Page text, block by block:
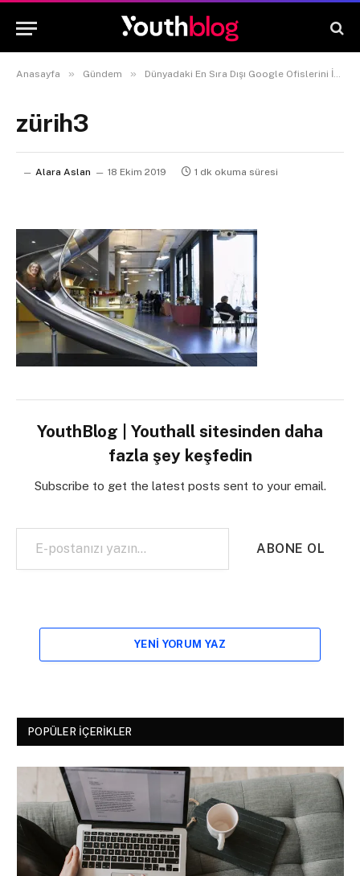
Anasayfa » Gündem » Dünyadaki En Sıra Dışı Google Ofislerini İnceleyelim!
zürih3
Alara Aslan 18 Ekim 2019 1 dk okuma süresi
YouthBlog | Youthall sitesinden daha
fazla şey keşfedin
Subscribe to get the latest posts sent to your email.
E-postanızı yazın…
ABONE OL
YENI YORUM YAZ
POPÜLER İÇERIKLER